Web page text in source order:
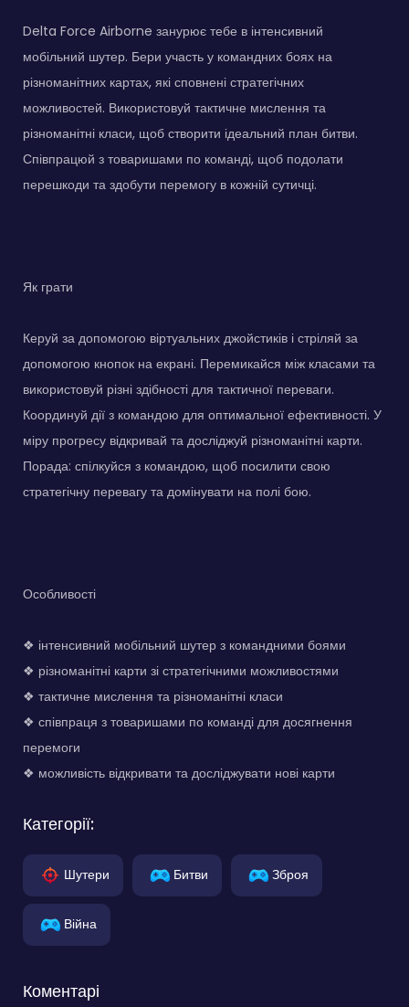
Delta Force Airborne занурює тебе в інтенсивний
мобільний шутер. Бери участь у командних боях на
різноманітних картах, які сповнені стратегічних
можливостей. Використовуй тактичне мислення та
різноманітні класи, щоб створити ідеальний план битви.
Співпрацюй з товаришами по команді, щоб подолати
перешкоди та здобути перемогу в кожній сутичці.
Як грати
Керуй за допомогою віртуальних джойстиків і стріляй за
допомогою кнопок на екрані. Перемикайся між класами та
використовуй різні здібності для тактичної переваги.
Координуй дії з командою для оптимальної ефективності. У
міру прогресу відкривай та досліджуй різноманітні карти.
Порада: спілкуйся з командою, щоб посилити свою
стратегічну перевагу та домінувати на полі бою.
Особливості
❖ інтенсивний мобільний шутер з командними боями
❖ різноманітні карти зі стратегічними можливостями
❖ тактичне мислення та різноманітні класи
❖ співпраця з товаришами по команді для досягнення
перемоги
❖ можливість відкривати та досліджувати нові карти
Категорії:
Шутери Битви Зброя
Війна
Коментарі